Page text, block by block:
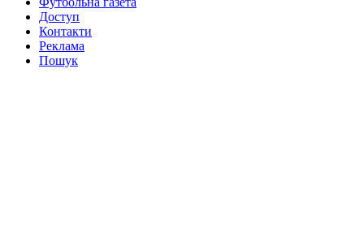
Доступ
Контакти
Реклама
Пошук